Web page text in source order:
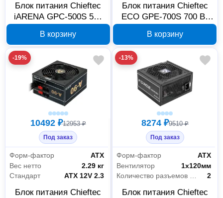
Блок питания Chieftec
iARENA GPC-500S 500
В корзину
Блок питания Chieftec
ECO GPE-700S 700 Вт
В корзину
-19%
10492 ₽12953 ₽
Под заказ
Форм-фактор
АТХ
Вес нетто
2.29 кг
Стандарт
ATX 12V 2.3
Блок питания Chieftec
-13%
8274 ₽9510 ₽
Под заказ
Форм-фактор
АТХ
Вентилятор
1х120мм
Количество разъемов MOLEX
2
Блок питания Chieftec